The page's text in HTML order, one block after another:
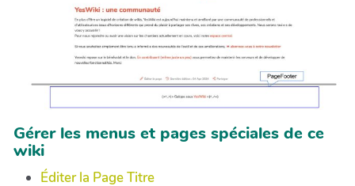
Gérer les menus et pages spéciales de ce
wiki
Éditer la Page Titre